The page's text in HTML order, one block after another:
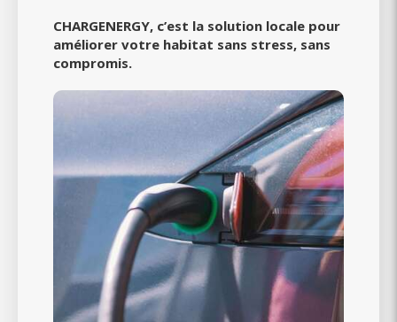
CHARGENERGY, c’est la solution locale pour
améliorer votre habitat sans stress, sans
compromis.